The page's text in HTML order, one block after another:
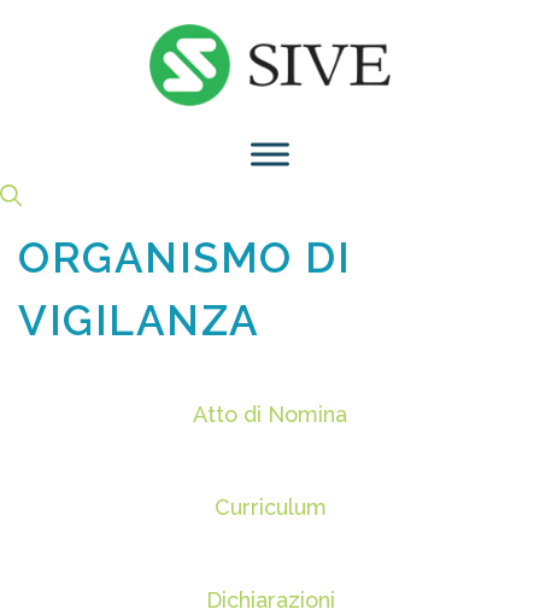
ORGANISMO DI
VIGILANZA
Atto di Nomina
Curriculum
Dichiarazioni